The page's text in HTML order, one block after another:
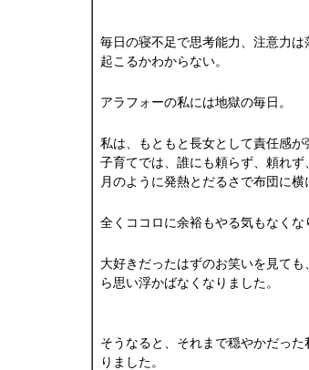
毎日の寝不足で思考能力、注意力
起こるかわからない。
アラフォーの私には地獄の毎日。
私は、もともと長女として責任感が
子育てでは、誰にも頼らず、頼れ
月のように発熱とだるさで布団に横
全くココロに余裕もやる気もなくな
大好きだったはずのお笑いを見て
ら思い浮かばなくなりました。
そうなると、それまで穏やかだっ
りました。